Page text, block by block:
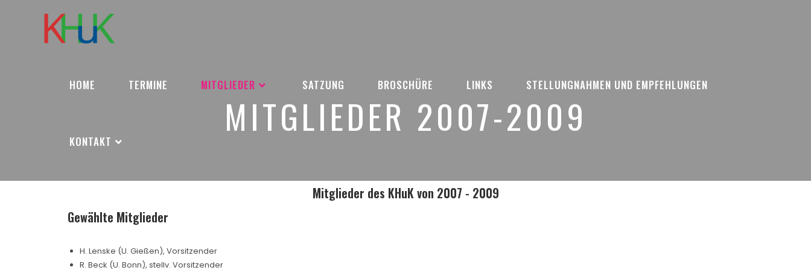
HOME TERMINE MITGLIEDER SATZUNG BROSCHÜRE LINKS STELLUNGNAHMEN UND EMPFEHLUNGEN
KONTAKT
MITGLIEDER 2007-2009
Mitglieder des KHuK von 2007 - 2009
Gewählte Mitglieder
H. Lenske (U. Gießen), Vorsitzender
R. Beck (U. Bonn), stellv. Vorsitzender